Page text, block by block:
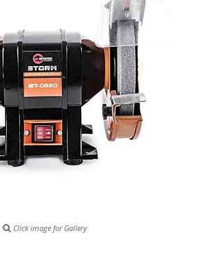
Click image for Gallery